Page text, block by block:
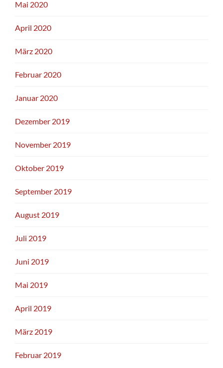
Mai 2020
April 2020
März 2020
Februar 2020
Januar 2020
Dezember 2019
November 2019
Oktober 2019
September 2019
August 2019
Juli 2019
Juni 2019
Mai 2019
April 2019
März 2019
Februar 2019